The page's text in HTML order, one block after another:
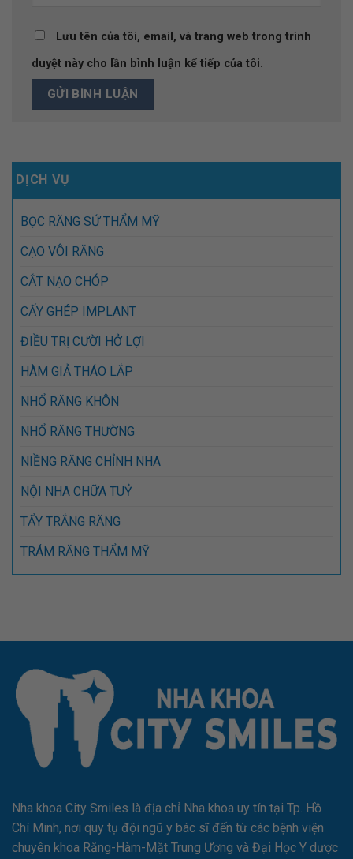
Lưu tên của tôi, email, và trang web trong trình
duyệt này cho lần bình luận kế tiếp của tôi.
DỊCH VỤ
BỌC RĂNG SỨ THẨM MỸ
CẠO VÔI RĂNG
CẮT NẠO CHÓP
CẤY GHÉP IMPLANT
ĐIỀU TRỊ CƯỜI HỞ LỢI
HÀM GIẢ THÁO LẮP
NHỔ RĂNG KHÔN
NHỔ RĂNG THƯỜNG
NIỀNG RĂNG CHỈNH NHA
NỘI NHA CHỮA TUỶ
TẨY TRẮNG RĂNG
TRÁM RĂNG THẨM MỸ
Nha khoa City Smiles là địa chỉ Nha khoa uy tín tại Tp. Hồ
Chí Minh, nơi quy tụ đội ngũ y bác sĩ đến từ các bệnh viện
chuyên khoa Răng-Hàm-Mặt Trung Ương và Đại Học Y dược